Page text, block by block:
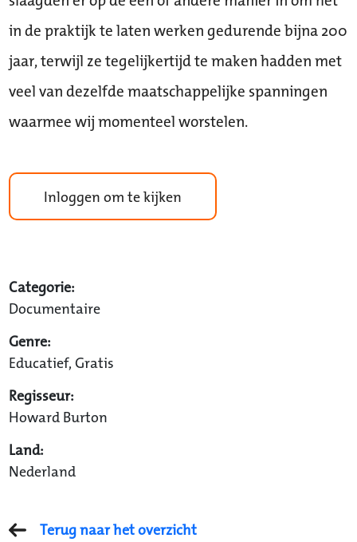
in de praktijk te laten werken gedurende bijna 200
jaar, terwijl ze tegelijkertijd te maken hadden met
veel van dezelfde maatschappelijke spanningen
waarmee wij momenteel worstelen.
Inloggen om te kijken
Categorie:
Documentaire
Genre:
Educatief, Gratis
Regisseur:
Howard Burton
Land:
Nederland
Terug naar het overzicht